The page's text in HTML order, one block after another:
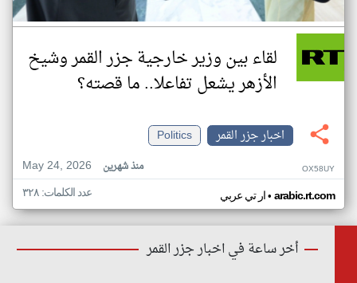
لقاء بين وزير خارجية جزر القمر وشيخ
الأزهر يشعل تفاعلا.. ما قصته؟
اخبار جزر القمر
Politics
May 24, 2026
منذ شهرين OX58UY
ار تي عربي• arabic.rt.com عدد الكلمات: ٣٢٨
أخر ساعة في اخبار جزر القمر